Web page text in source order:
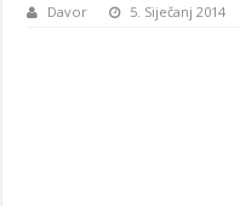
Davor 5. Siječanj 2014